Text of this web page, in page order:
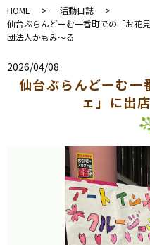
HOME
活動日誌
仙台ぶらんどーむ一番町での「お花
団法人かもみ～る
2026/04/08
仙台ぶらんどーむ一
ェ」に出